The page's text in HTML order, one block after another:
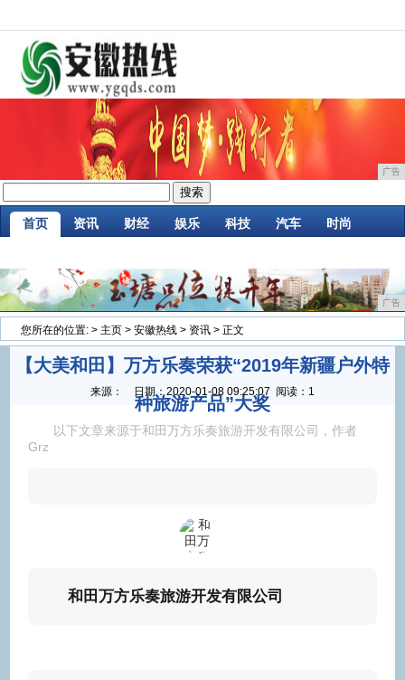
广告
首页 资讯 财经 娱乐 科技 汽车 时尚
广告
您所在的位置: > 主页 > 安徽热线 > 资讯 > 正文
【大美和田】万方乐奏荣获“2019年新疆户外特
种旅游产品”大奖
来源： 日期： 2020-01-08 09:25:07 阅读：1
以下文章来源于和田万方乐奏旅游开发有限公司 ，作者
Grz
和田万方乐奏旅游开发有限公司